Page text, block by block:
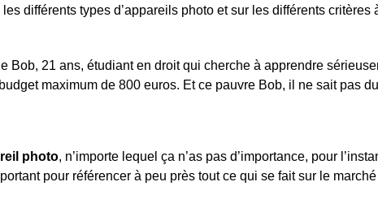
différents types d’appareils photo et sur les différents critères
Bob, 21 ans, étudiant en droit qui cherche à apprendre
maximum de 800 euros. Et ce pauvre Bob, il ne sait pas
photo, n’importe lequel ça n’as pas d’importance, pour
pour référencer à peu près tout ce qui se fait sur le